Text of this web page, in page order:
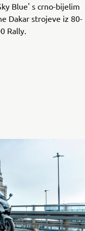
Blue' s crno-bijelim
Dakar strojeve iz 80-
Rally.